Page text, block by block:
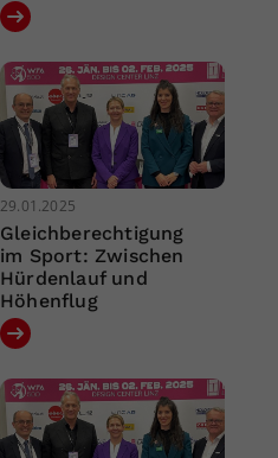
29.01.2025
Gleichberechtigung
im Sport: Zwischen
Hürdenlauf und
Höhenflug